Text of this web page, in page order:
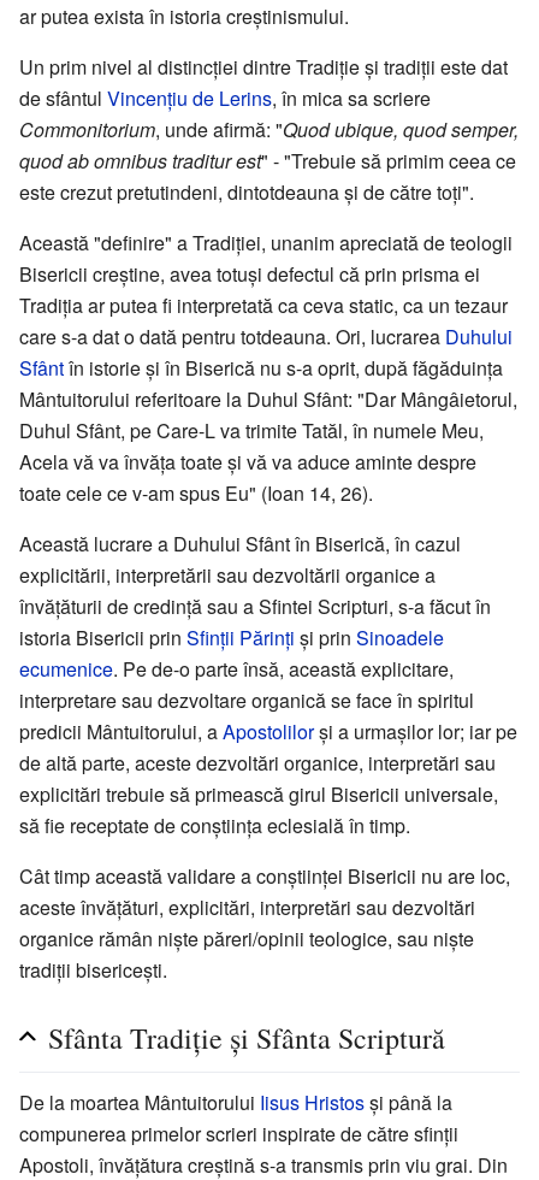
ar putea exista în istoria creștinismului.
Un prim nivel al distincției dintre Tradiție și tradiții este dat
de sfântul Vincențiu de Lerins, în mica sa scriere
Commonitorium, unde afirmă: "Quod ubique, quod semper,
quod ab omnibus traditur est" - "Trebuie să primim ceea ce
este crezut pretutindeni, dintotdeauna și de către toți".
Această "definire" a Tradiției, unanim apreciată de teologii
Bisericii creștine, avea totuși defectul că prin prisma ei
Tradiția ar putea fi interpretată ca ceva static, ca un tezaur
care s-a dat o dată pentru totdeauna. Ori, lucrarea Duhului
Sfântîn istorie și în Biserică nu s-a oprit, după făgăduința
Mântuitorului referitoare la Duhul Sfânt: "Dar Mângâietorul,
Duhul Sfânt, pe Care-L va trimite Tatăl, în numele Meu,
Acela vă va învăța toate și vă va aduce aminte despre
toate cele ce v-am spus Eu" (Ioan 14, 26).
Această lucrare a Duhului Sfânt în Biserică, în cazul
explicitării, interpretării sau dezvoltării organice a
învățăturii de credință sau a Sfintei Scripturi, s-a făcut în
istoria Bisericii prin Sfinții Părinți și prin Sinoadele
ecumenice. Pe de-o parte însă, această explicitare,
interpretare sau dezvoltare organică se face în spiritul
predicii Mântuitorului, aApostolilorși a urmașilor lor; iar pe
de altă parte, aceste dezvoltări organice, interpretări sau
explicitări trebuie să primească girul Bisericii universale,
să fie receptate de conștiința eclesială în timp.
Cât timp această validare a conștiinței Bisericii nu are loc,
aceste învățături, explicitări, interpretări sau dezvoltări
organice rămân niște păreri/opinii teologice, sau niște
tradiții bisericești.
Sfânta Tradiție și Sfânta Scriptură
De la moartea Mântuitorului Iisus Hristosși până la
compunerea primelor scrieri inspirate de către sfinții
Apostoli, învățătura creștină s-a transmis prin viu grai. Din